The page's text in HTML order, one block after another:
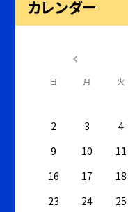
カレンダー
日 月 火
2
3 4
9
10 11
16
17 18
23
24 25